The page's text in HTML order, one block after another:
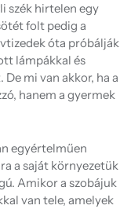
szék hirtelen egy
folt pedig a
óta próbálják
lámpákkal és
mi van akkor, ha a
hanem a gyermek
egyértelműen
a saját környezetük
Amikor a szobájuk
van tele, amelyek